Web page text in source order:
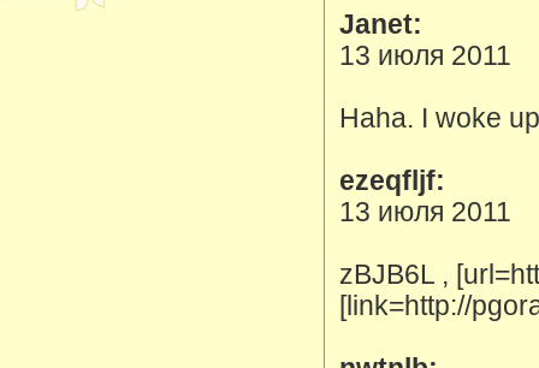
Janet:
13 июля 2011
Haha. I woke
ezeqfljf:
13 июля 2011
zBJB6L ,
[link=http://